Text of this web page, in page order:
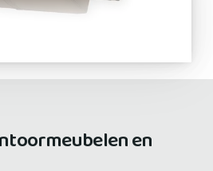
en